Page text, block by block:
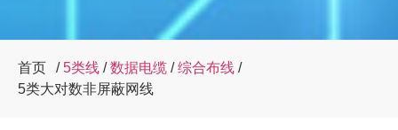
首页 /5类线 /数据电缆 /综合布线 /
5类大对数非屏蔽网线